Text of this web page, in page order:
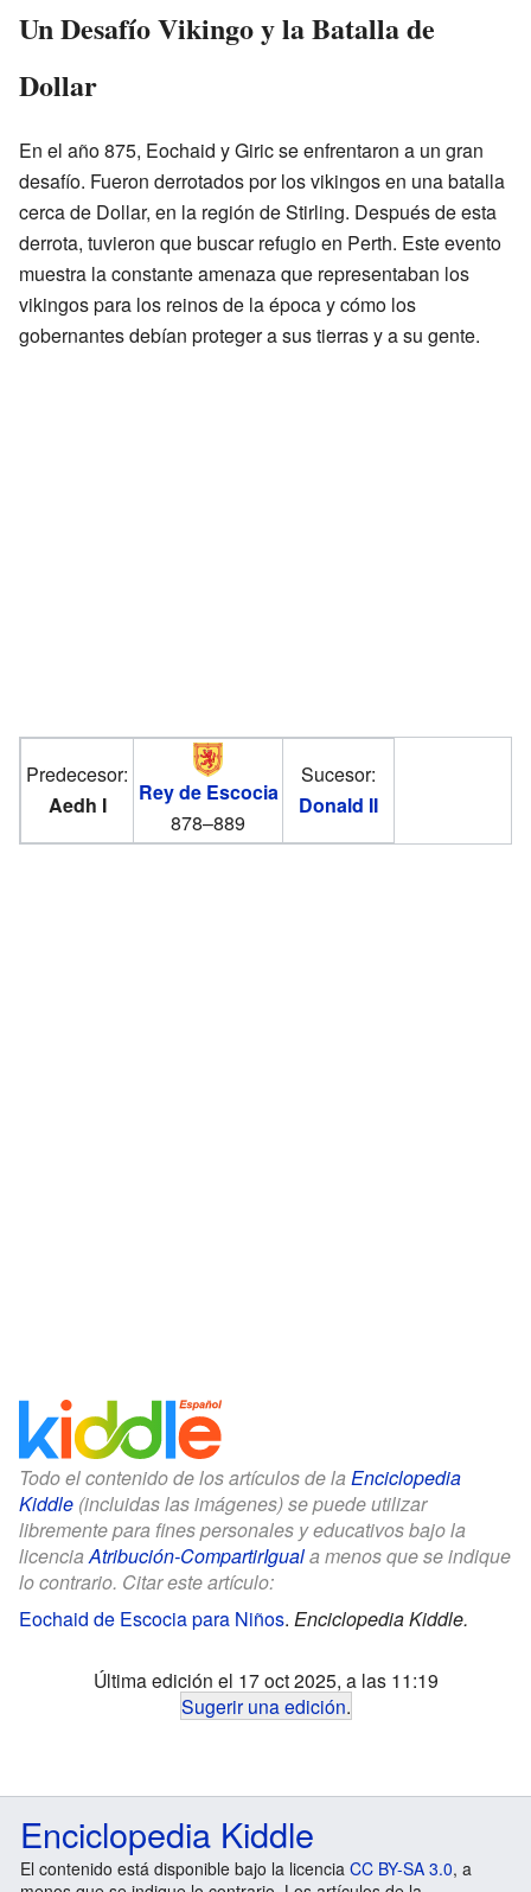
Un Desafío Vikingo y la Batalla de
Dollar
En el año 875, Eochaid y Giric se enfrentaron a un gran
desafío. Fueron derrotados por los vikingos en una batalla
cerca de Dollar, en la región de Stirling. Después de esta
derrota, tuvieron que buscar refugio en Perth. Este evento
muestra la constante amenaza que representaban los
vikingos para los reinos de la época y cómo los
gobernantes debían proteger a sus tierras y a su gente.
Predecesor:
Aedh I
Rey de Escocia
878–889
Sucesor:
Donald II
Todo el contenido de los artículos de la Enciclopedia
Kiddle (incluidas las imágenes) se puede utilizar
libremente para fines personales y educativos bajo la
licencia Atribución-CompartirIguala menos que se indique
lo contrario. Citar este artículo:
Eochaid de Escocia para Niños. Enciclopedia Kiddle.
Última edición el 17 oct 2025, a las 11:19
Sugerir una edición.
Enciclopedia Kiddle
El contenido está disponible bajo la licencia CC BY-SA 3.0, a